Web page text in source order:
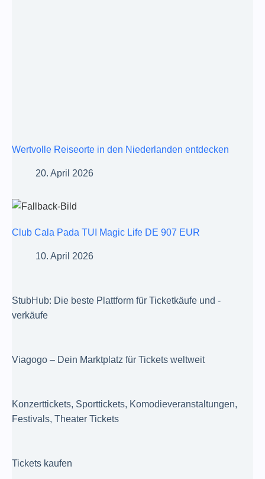
Wertvolle Reiseorte in den Niederlanden entdecken
20. April 2026
Club Cala Pada TUI Magic Life DE 907 EUR
10. April 2026
StubHub: Die beste Plattform für Ticketkäufe und -
verkäufe
Viagogo – Dein Marktplatz für Tickets weltweit
Konzerttickets, Sporttickets, Komodieveranstaltungen,
Festivals, Theater Tickets
Tickets kaufen